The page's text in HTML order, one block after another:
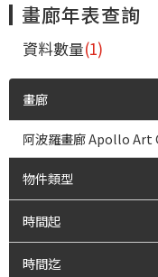
畫廊年表查詢
資料數量(1)
畫廊
阿波羅畫廊 Apollo Art
物件類型
時間起
時間迄